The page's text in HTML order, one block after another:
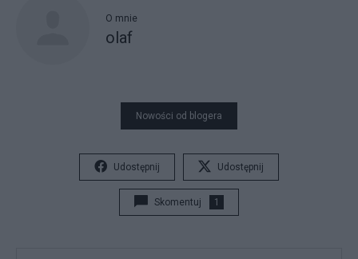
O mnie
olaf
Nowości od blogera
Udostępnij Udostępnij
Skomentuj 1